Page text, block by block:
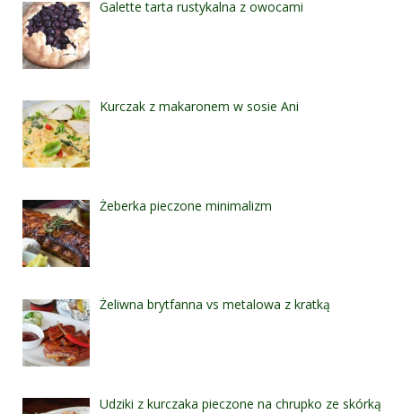
Galette tarta rustykalna z owocami
Kurczak z makaronem w sosie Ani
Żeberka pieczone minimalizm
Żeliwna brytfanna vs metalowa z kratką
Udziki z kurczaka pieczone na chrupko ze skórką